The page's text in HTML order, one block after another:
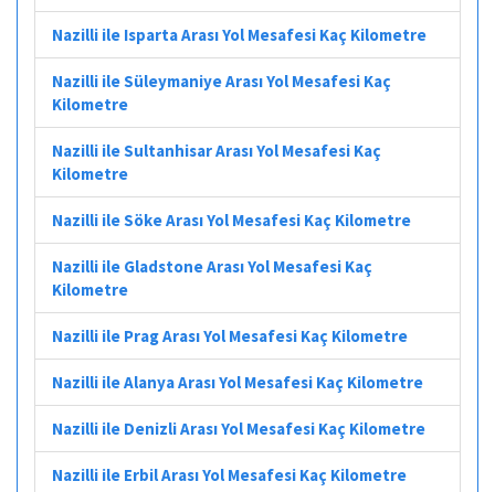
Nazilli ile Isparta Arası Yol Mesafesi Kaç Kilometre
Nazilli ile Süleymaniye Arası Yol Mesafesi Kaç
Kilometre
Nazilli ile Sultanhisar Arası Yol Mesafesi Kaç
Kilometre
Nazilli ile Söke Arası Yol Mesafesi Kaç Kilometre
Nazilli ile Gladstone Arası Yol Mesafesi Kaç
Kilometre
Nazilli ile Prag Arası Yol Mesafesi Kaç Kilometre
Nazilli ile Alanya Arası Yol Mesafesi Kaç Kilometre
Nazilli ile Denizli Arası Yol Mesafesi Kaç Kilometre
Nazilli ile Erbil Arası Yol Mesafesi Kaç Kilometre